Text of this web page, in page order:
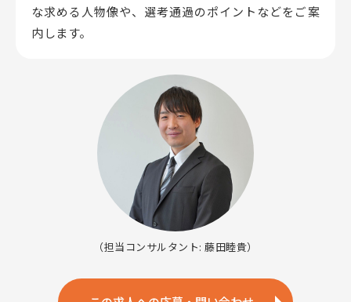
な求める人物像や、選考通過のポイントなどをご案
内します。
（担当コンサルタント: 藤田睦貴）